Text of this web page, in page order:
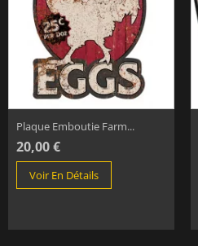
Plaque Emboutie Farm...
20,00 €
Voir En Détails